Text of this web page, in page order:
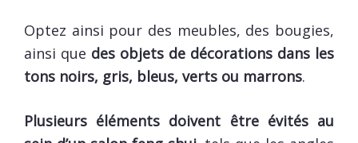
Optez ainsi pour des meubles, des bougies,
ainsi que des objets de décorations dans les
tons noirs, gris, bleus, verts ou marrons.
Plusieurs éléments doivent être évités au